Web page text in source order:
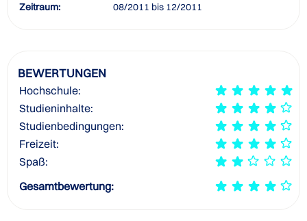
Zeitraum:
08/2011 bis 12/2011
BEWERTUNGEN
Hochschule:
Studieninhalte:
Studienbedingungen:
Freizeit:
Spaß:
Gesamtbewertung: